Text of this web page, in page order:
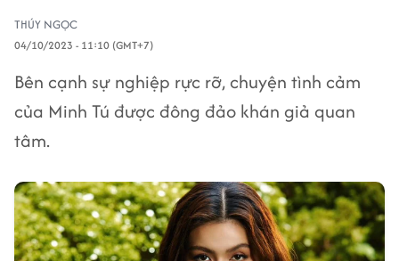
THÚY NGỌC
04/10/2023 - 11:10 (GMT+7)
Bên cạnh sự nghiệp rực rỡ, chuyện tình cảm
của Minh Tú được đông đảo khán giả quan
tâm.